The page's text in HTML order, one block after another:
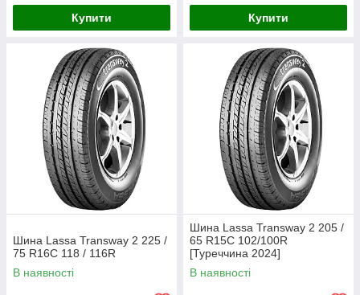
Купити Купити
Шина Lassa Transway 2 225 /
75 R16C 118 / 116R
В наявності
Шина Lassa Transway 2 205 /
65 R15C 102/100R
[Туреччина 2024]
В наявності